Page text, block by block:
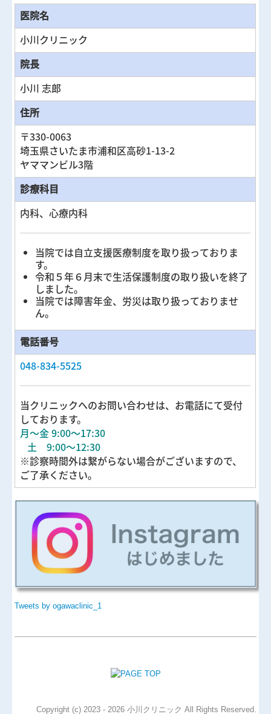
医院名
小川クリニック
院長
小川 志郎
住所
〒330-0063
埼玉県さいたま市浦和区高砂1-13-2
ヤママンビル3階
診療科目
内科、心療内科
当院では自立支援医療制度を取り扱っておりま
す。
令和５年６月末で生活保護制度の取り扱いを終了
しました。
当院では障害年金、労災は取り扱っておりませ
ん。
電話番号
048-834-5525
当クリニックへのお問い合わせは、お電話にて受付
しております。
月～金 9:00～17:30
土 9:00～12:30
※診察時間外は繋がらない場合がございますので、
ご了承ください。
Tweets by ogawaclinic_1
Copyright (c) 2023 - 2026 小川クリニック All Rights Reserved.